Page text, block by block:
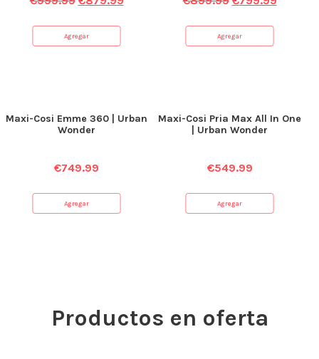
Agregar Agregar
Maxi-Cosi Emme 360 | Urban
Wonder
€749.99
Agregar
Maxi-Cosi Pria Max All In One
| Urban Wonder
€549.99
Agregar
Productos en oferta